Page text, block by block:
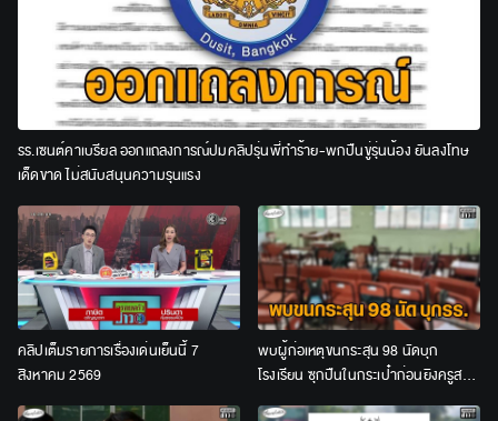
รร.เซนต์คาเบรียล ออกแถลงการณ์ปมคลิปรุ่นพี่ทำร้าย-พกปืนขู่รุ่นน้อง ยันลงโทษ
เด็ดขาด ไม่สนับสนุนความรุนแรง
คลิปเต็มรายการเรื่องเด่นเย็นนี้ 7
สิงหาคม 2569
พบผู้ก่อเหตุขนกระสุน 98 นัดบุก
โรงเรียน ซุกปืนในกระเป๋าก่อนยิงครูสอน
คณิตศาสตร์เป็นคนแรก